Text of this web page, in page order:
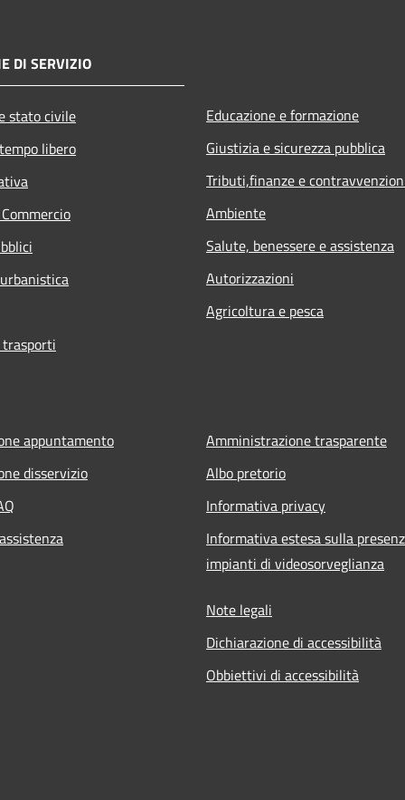
DI SERVIZIO
stato civile
libero
Educazione e formazione
Giustizia e sicurezza pubblica
Tributi,finanze e
Ambiente
Salute, benessere e assistenza
Autorizzazioni
Agricoltura e pesca
appuntamento
disservizio
Amministrazione trasparente
Albo pretorio
Informativa privacy
Informativa estesa sulla
impianti di videosorveglianza
Note legali
Dichiarazione di accessibilità
Obbiettivi di accessibilità